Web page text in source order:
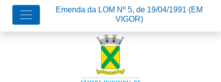
Emenda da LOM Nº 5, de 19/04/1991 (EM
VIGOR)